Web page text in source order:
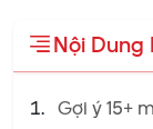
Nội Dung
Gợi ý 15+